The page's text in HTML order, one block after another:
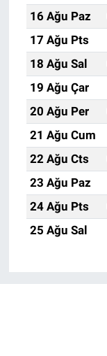
16 Ağu Paz
17 Ağu Pts
18 Ağu Sal
19 Ağu Çar
20 Ağu Per
21 Ağu Cum
22 Ağu Cts
23 Ağu Paz
24 Ağu Pts
25 Ağu Sal